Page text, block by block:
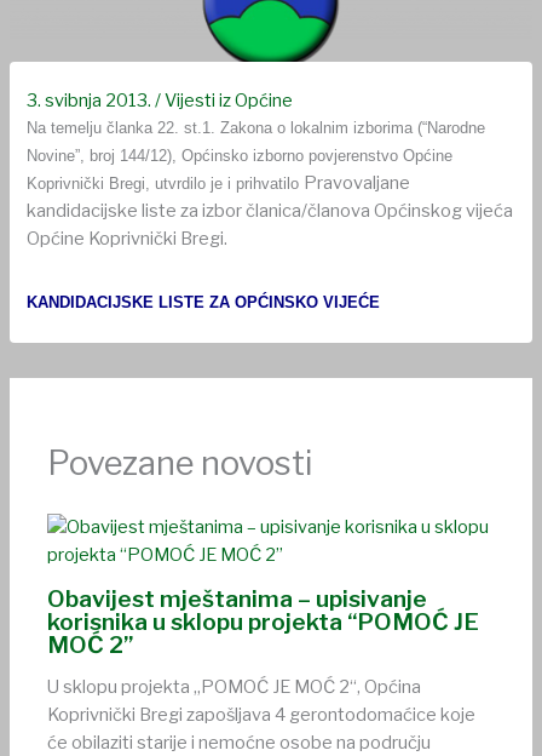
3. svibnja 2013./Vijesti iz Općine
Na temelju članka 22. st.1. Zakona o lokalnim izborima (“Narodne
Novine”, broj 144/12), Općinsko izborno povjerenstvo Općine
Koprivnički Bregi, utvrdilo je i prihvatilo Pravovaljane
kandidacijske liste za izbor članica/članova Općinskog vijeća
Općine Koprivnički Bregi.
KANDIDACIJSKE LISTE ZA OPĆINSKO VIJEĆE
Povezane novosti
Obavijest mještanima – upisivanje
korisnika u sklopu projekta “POMOĆ JE
MOĆ 2”
U sklopu projekta „POMOĆ JE MOĆ 2“, Općina
Koprivnički Bregi zapošljava 4 gerontodomaćice koje
će obilaziti starije i nemoćne osobe na području